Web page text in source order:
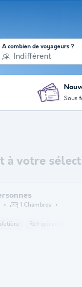
À combien de voyageurs ?
Indifférent
Sous
à votre
1 Chambres
Réfrigérateur